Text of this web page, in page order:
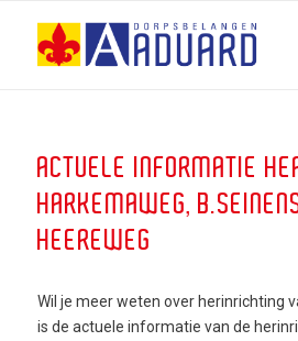
ACTUELE INFORMATIE
HARKEMAWEG,
HEEREWEG
Wil je meer weten over herinrichting
is de actuele informatie van de